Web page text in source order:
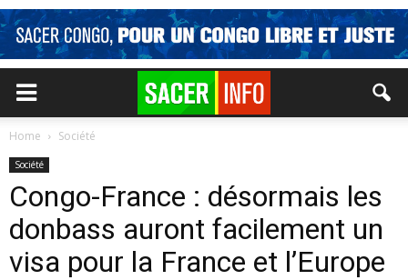
Home Société
Société
Congo-France : désormais les
donbass auront facilement un
visa pour la France et l’Europe